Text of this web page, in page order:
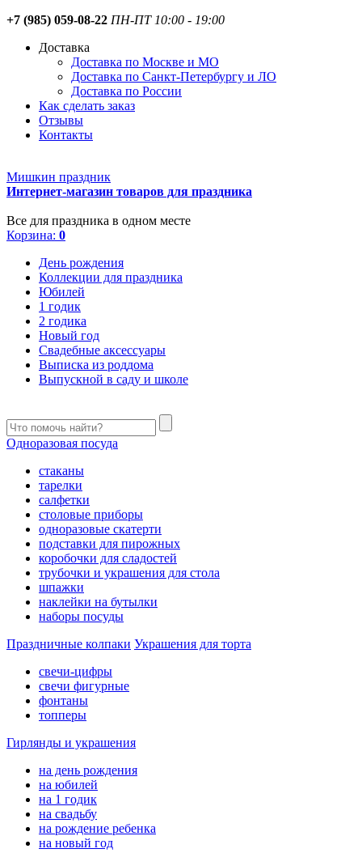
+7 (985) 059-08-22 ПН-ПТ 10:00 - 19:00
Доставка
Доставка по Москве и МО
Доставка по Санкт-Петербургу и ЛО
Доставка по России
Как сделать заказ
Отзывы
Контакты
Мишкин праздник
Интернет-магазин товаров для праздника
Все для праздника в одном месте
Корзина: 0
День рождения
Коллекции для праздника
Юбилей
1 годик
2 годика
Новый год
Свадебные аксессуары
Выписка из роддома
Выпускной в саду и школе
Одноразовая посуда
стаканы
тарелки
салфетки
столовые приборы
одноразовые скатерти
подставки для пирожных
коробочки для сладостей
трубочки и украшения для стола
шпажки
наклейки на бутылки
наборы посуды
Праздничные колпаки Украшения для торта
свечи-цифры
свечи фигурные
фонтаны
топперы
Гирлянды и украшения
на день рождения
на юбилей
на 1 годик
на свадьбу
на рождение ребенка
на новый год